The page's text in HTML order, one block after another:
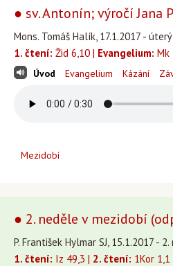
● sv. Antonín; výročí Jana
Mons. Tomáš Halík, 17.1.2017 -
1. čtení: Žid 6,10 | Evangelium: Mk
Úvod Evangelium Kázání
Mezidobí
● 2. neděle v mezidobí
P. František Hylmar SJ, 15.1.2017 -
1. čtení: Iz 49,3 | 2. čtení: 1Kor 1,1